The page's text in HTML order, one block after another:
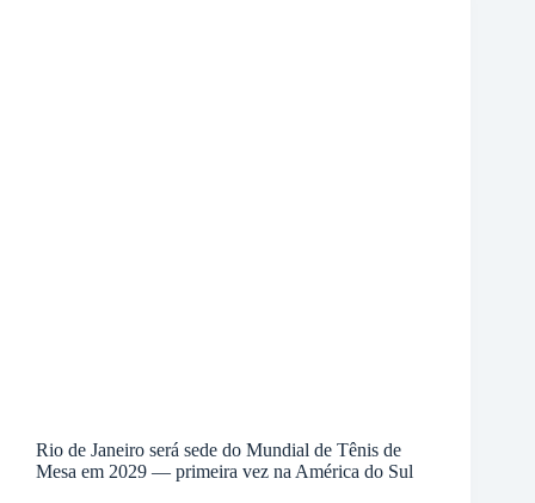
Rio de Janeiro será sede do Mundial de Tênis de
Mesa em 2029 — primeira vez na América do Sul